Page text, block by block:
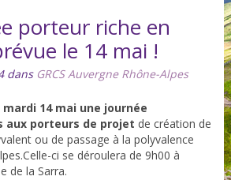
porteur riche en
le 14 mai !
dans GRCS Auvergne Rhône-Alpes
mardi 14 mai une journée
aux porteurs de projet de création de
ou de passage à la polyvalence
ci se déroulera de 9h00 à
de la Sarra.